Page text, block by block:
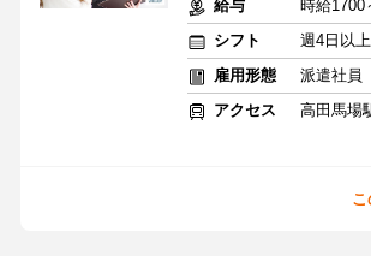
給与
時給1700
シフト
週4日以
雇用形態
派遣社員
アクセス
高田馬場